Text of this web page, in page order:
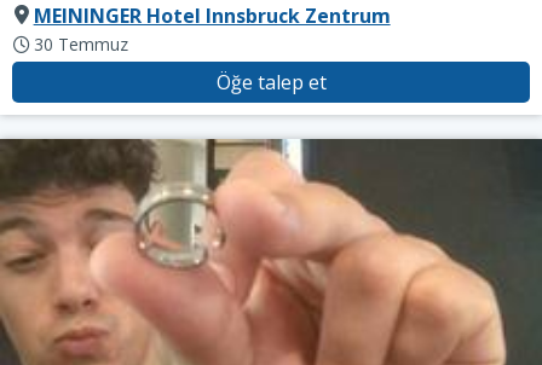
MEININGER Hotel Innsbruck Zentrum
30 Temmuz
Öğe talep et